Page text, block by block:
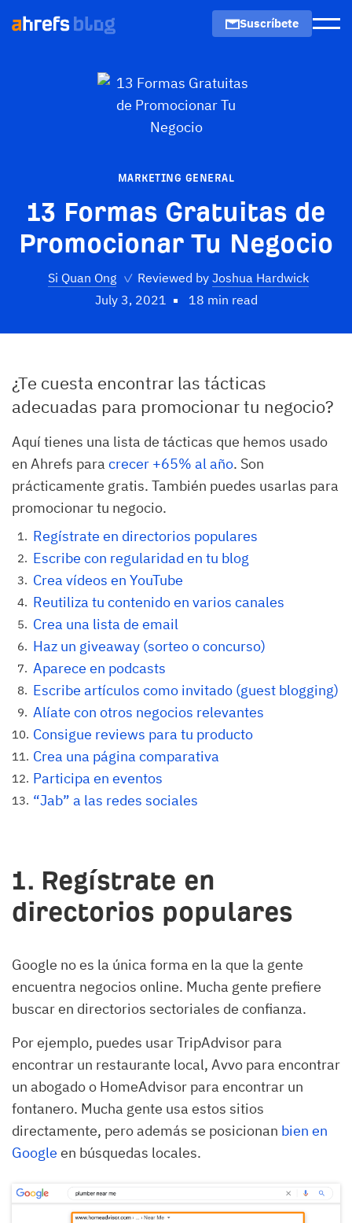
Suscríbete
MARKETING GENERAL
13 Formas Gratuitas de
Promocionar Tu Negocio
Si Quan Ong ✓ Reviewed by Joshua Hardwick
July 3, 2021
18 min read
¿Te cuesta encontrar las tácticas
adecuadas para promocionar tu negocio?
Aquí tienes una lista de tácticas que hemos usado
en Ahrefs para crecer +65% al año. Son
prácticamente gratis. También puedes usarlas para
promocionar tu negocio.
Regístrate en directorios populares
Escribe con regularidad en tu blog
Crea vídeos en YouTube
Reutiliza tu contenido en varios canales
Crea una lista de email
Haz un giveaway (sorteo o concurso)
Aparece en podcasts
Escribe artículos como invitado (guest blogging)
Alíate con otros negocios relevantes
Consigue reviews para tu producto
Crea una página comparativa
Participa en eventos
“Jab” a las redes sociales
1. Regístrate en
directorios populares
Google no es la única forma en la que la gente
encuentra negocios online. Mucha gente prefiere
buscar en directorios sectoriales de confianza.
Por ejemplo, puedes usar TripAdvisor para
encontrar un restaurante local, Avvo para encontrar
un abogado o HomeAdvisor para encontrar un
fontanero. Mucha gente usa estos sitios
directamente, pero además se posicionan bien en
Google en búsquedas locales.